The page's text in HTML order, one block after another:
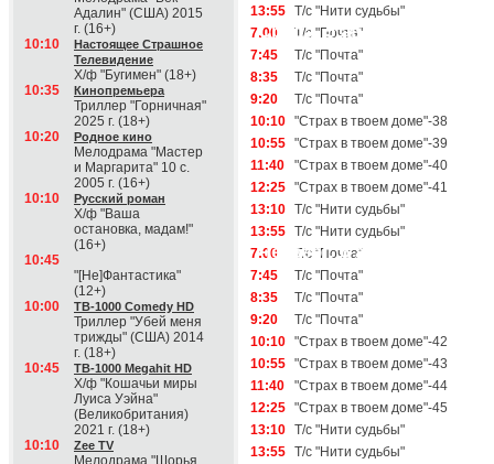
Адалин" (США) 2015
г. (16+)
10:10
Настоящее Страшное
Телевидение
Х/ф "Бугимен" (18+)
10:35
Кинопремьера
Триллер "Горничная"
2025 г. (18+)
10:20
Родное кино
Мелодрама "Мастер
и Маргарита" 10 с.
2005 г. (16+)
10:10
Русский роман
Х/ф "Ваша
остановка, мадам!"
(16+)
10:45
"[Не]Фантастика"
(12+)
10:00
ТВ-1000 Comedy HD
Триллер "Убей меня
трижды" (США) 2014
г. (18+)
10:45
ТВ-1000 Megahit HD
Х/ф "Кошачьи миры
Луиса Уэйна"
(Великобритания)
2021 г. (18+)
10:10
Zee TV
Мелодрама "Шорья
13:55 Т/с "Нити судьбы"
Среда, 5 августа
7:00
Т/с "Почта"
7:45
Т/с "Почта"
8:35
Т/с "Почта"
9:20
Т/с "Почта"
10:10 "Страх в твоем доме"-38
10:55 "Страх в твоем доме"-39
11:40
"Страх в твоем доме"-40
12:25 "Страх в твоем доме"-41
13:10 Т/с "Нити судьбы"
13:55 Т/с "Нити судьбы"
Четверг, 6 августа
7:00
Т/с "Почта"
7:45
Т/с "Почта"
8:35
Т/с "Почта"
9:20
Т/с "Почта"
10:10 "Страх в твоем доме"-42
10:55 "Страх в твоем доме"-43
11:40
"Страх в твоем доме"-44
12:25 "Страх в твоем доме"-45
13:10 Т/с "Нити судьбы"
13:55 Т/с "Нити судьбы"